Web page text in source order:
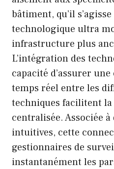
bâtiment, qu’il
technologique ultra
infrastructure plus
L’intégration des
capacité d’assurer une
temps réel entre les
techniques facilitent
centralisée. Associée
intuitives, cette
gestionnaires de
instantanément les